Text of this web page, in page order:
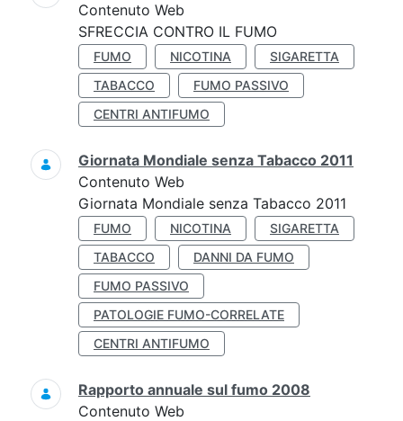
Contenuto Web
SFRECCIA CONTRO IL FUMO
FUMO NICOTINA
SIGARETTA
TABACCO
FUMO PASSIVO
CENTRI ANTIFUMO
Giornata Mondiale senza Tabacco 2011
Contenuto Web
Giornata Mondiale senza Tabacco 2011
FUMO NICOTINA
SIGARETTA
TABACCO
DANNI DA FUMO
FUMO PASSIVO
PATOLOGIE FUMO-CORRELATE
CENTRI ANTIFUMO
Rapporto annuale sul fumo 2008
Contenuto Web